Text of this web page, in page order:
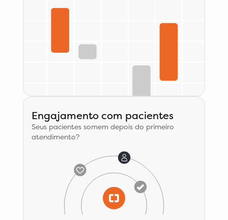
Engajamento com pacientes​
Seus pacientes somem depois do primeiro
atendimento?